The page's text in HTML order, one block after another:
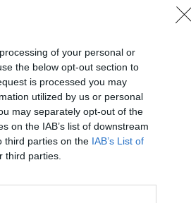
of your personal or
the below opt-out section to
is processed you may
utilized by us or personal
may separately opt-out of the
on the IAB’s list of downstream
third parties on the IAB’s List of
third parties.